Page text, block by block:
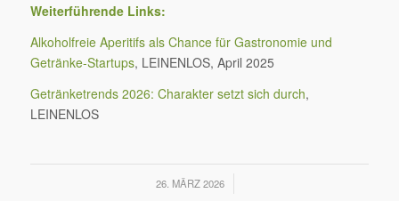
Weiterführende Links:
Alkoholfreie Aperitifs als Chance für Gastronomie und
Getränke-Startups, LEINENLOS, April 2025
Getränketrends 2026: Charakter setzt sich durch,
LEINENLOS
26. MÄRZ 2026
/